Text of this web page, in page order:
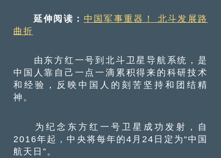
延伸阅读： 中国军事重器！ 北斗发展路
曲折
由东方红一号到北斗卫星导航系统，是
中国人靠自己一点一滴累积得来的科研技术
和经验，反映中国人的刻苦坚持和团结精
神。
为纪念东方红一号卫星成功发射，自
2016年起，中央将每年的4月24日定为“中国
航天日”。